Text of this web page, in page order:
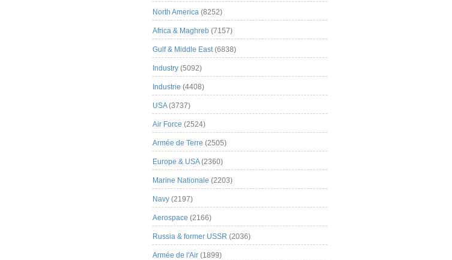
North America (8252)
Africa & Maghreb (7157)
Gulf & Middle East(6838)
Industry (5092)
Industrie (4408)
USA(3737)
Air Force (2524)
Armée de Terre (2505)
Europe & USA(2360)
Marine Nationale (2203)
Navy (2197)
Aerospace (2166)
Russia & former USSR (2036)
Armée de l'Air (1899)